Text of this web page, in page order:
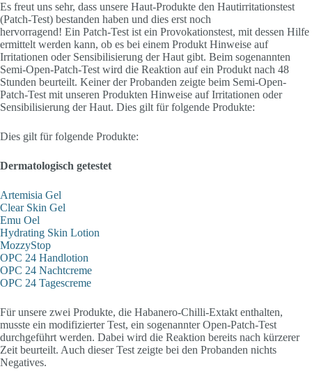
Es freut uns sehr, dass unsere Haut-Produkte den Hautirritationstest
(Patch-Test) bestanden haben und dies erst noch
hervorragend! Ein Patch-Test ist ein Provokationstest, mit dessen Hilfe
ermittelt werden kann, ob es bei einem Produkt Hinweise auf
Irritationen oder Sensibilisierung der Haut gibt. Beim sogenannten
Semi-Open-Patch-Test wird die Reaktion auf ein Produkt nach 48
Stunden beurteilt. Keiner der Probanden zeigte beim Semi-Open-
Patch-Test mit unseren Produkten Hinweise auf Irritationen oder
Sensibilisierung der Haut. Dies gilt für folgende Produkte:
Dies gilt für folgende Produkte:
Dermatologisch getestet
Artemisia Gel
Clear Skin Gel
Emu Oel
Hydrating Skin Lotion
MozzyStop
OPC 24 Handlotion
OPC 24 Nachtcreme
OPC 24 Tagescreme
Für unsere zwei Produkte, die Habanero-Chilli-Extakt enthalten,
musste ein modifizierter Test, ein sogenannter Open-Patch-Test
durchgeführt werden. Dabei wird die Reaktion bereits nach kürzerer
Zeit beurteilt. Auch dieser Test zeigte bei den Probanden nichts
Negatives.